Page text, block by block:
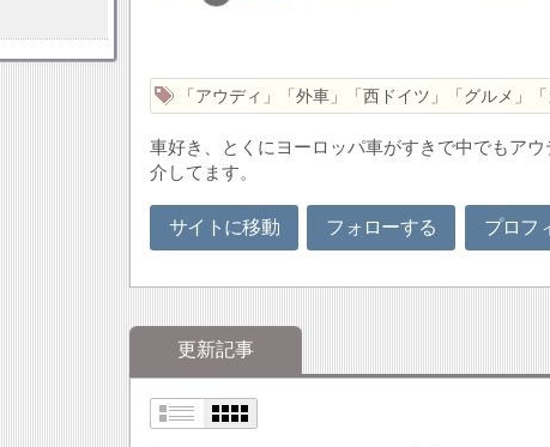
「アウディ」「外車」「西ドイツ」「グルメ」「
車好き、とくにヨーロッパ車がすきで中でもア
介してます。
サイトに移動 フォローする プロフ
更新記事